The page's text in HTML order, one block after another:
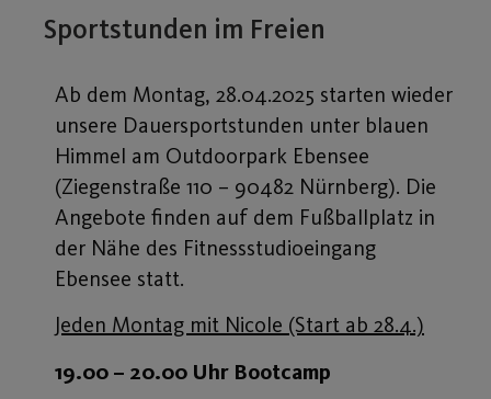
Sportstunden im Freien
Ab dem Montag, 28.04.2025 starten wieder
unsere Dauersportstunden unter blauen
Himmel am Outdoorpark Ebensee
(Ziegenstraße 110 – 90482 Nürnberg). Die
Angebote finden auf dem Fußballplatz in
der Nähe des Fitnessstudioeingang
Ebensee statt.
Jeden Montag mit Nicole (Start ab 28.4.)
19.00 – 20.00 Uhr Bootcamp